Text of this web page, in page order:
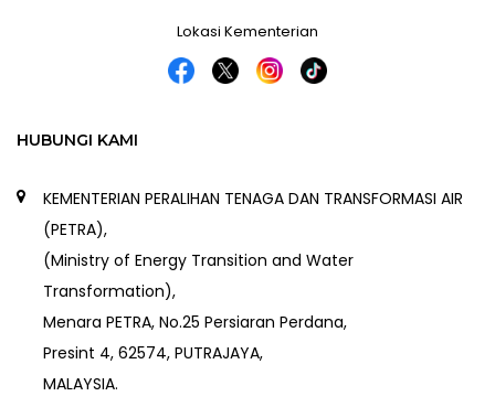
Lokasi Kementerian
HUBUNGI KAMI
KEMENTERIAN PERALIHAN TENAGA DAN TRANSFORMASI AIR
(PETRA),
(Ministry of Energy Transition and Water
Transformation),
Menara PETRA, No.25 Persiaran Perdana,
Presint 4, 62574, PUTRAJAYA,
MALAYSIA.